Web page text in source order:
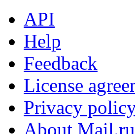
API
Help
Feedback
License
Privacy
About Mail.ru